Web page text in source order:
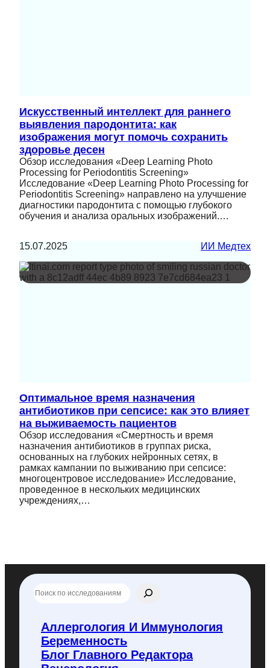
Искусственный интеллект для раннего
выявления пародонтита: как
изображения могут помочь сохранить
здоровье десен
Обзор исследования «Deep Learning Photo
Processing for Periodontitis Screening»
Исследование «Deep Learning Photo Processing for
Periodontitis Screening» направлено на улучшение
диагностики пародонтита с помощью глубокого
обучения и анализа оральных изображений.…
15.07.2025 ИИ Медтех
Оптимальное время назначения
антибиотиков при сепсисе: как это влияет
на выживаемость пациентов
Обзор исследования «Смертность и время
назначения антибиотиков в группах риска,
основанных на глубоких нейронных сетях, в
рамках кампании по выживанию при сепсисе:
многоцентровое исследование» Исследование,
проведенное в нескольких медицинских
учреждениях,…
П
о
Аллергология И Иммунология
Беременность
Блог Главного Редактора